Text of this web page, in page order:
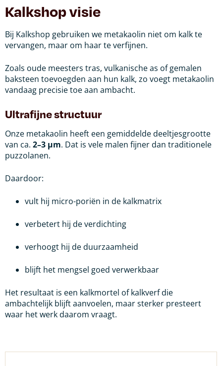
Kalkshop visie
Bij Kalkshop gebruiken we metakaolin niet om kalk te
vervangen, maar om haar te verfijnen.
Zoals oude meesters tras, vulkanische as of gemalen
baksteen toevoegden aan hun kalk, zo voegt metakaolin
vandaag precisie toe aan ambacht.
Ultrafijne structuur
Onze metakaolin heeft een gemiddelde deeltjesgrootte
van ca. 2–3 µm. Dat is vele malen fijner dan traditionele
puzzolanen.
Daardoor:
vult hij micro-poriën in de kalkmatrix
verbetert hij de verdichting
verhoogt hij de duurzaamheid
blijft het mengsel goed verwerkbaar
Het resultaat is een kalkmortel of kalkverf die
ambachtelijk blijft aanvoelen, maar sterker presteert
waar het werk daarom vraagt.